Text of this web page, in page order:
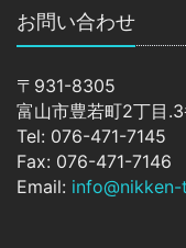
お問い合わせ
〒931-8305
富山市豊若町2丁目
Tel: 076-471-7145
Fax: 076-471-7146
Email: